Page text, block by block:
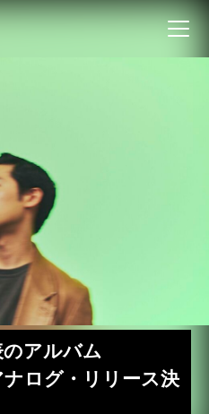
アルバム
ナログ・リリース決